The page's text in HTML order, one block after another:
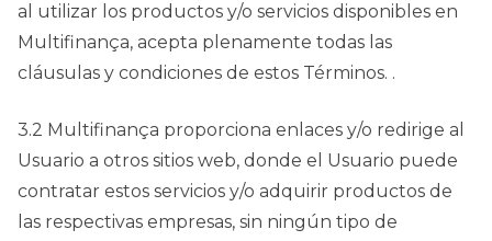
al utilizar los productos y/o servicios disponibles en
Multifinança, acepta plenamente todas las
cláusulas y condiciones de estos Términos. .
3.2 Multifinança proporciona enlaces y/o redirige al
Usuario a otros sitios web, donde el Usuario puede
contratar estos servicios y/o adquirir productos de
las respectivas empresas, sin ningún tipo de